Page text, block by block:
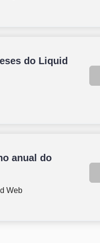
do Liquid
anual do
Web